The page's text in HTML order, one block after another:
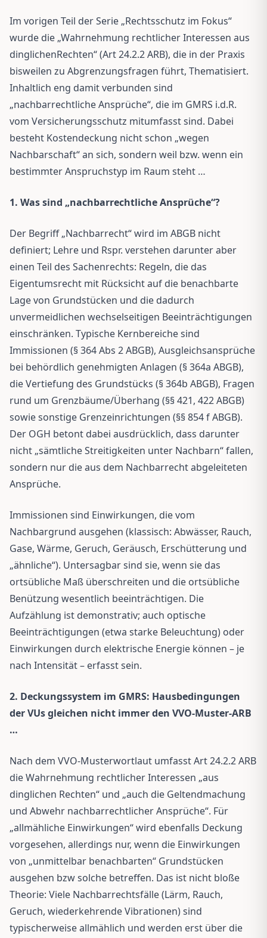
Im vorigen Teil der Serie „Rechtsschutz im Fokus“
wurde die „Wahrnehmung rechtlicher Interessen aus
dinglichenRechten“ (Art 24.2.2 ARB), die in der Praxis
bisweilen zu Abgrenzungsfragen führt, Thematisiert.
Inhaltlich eng damit verbunden sind
„nachbarrechtliche Ansprüche“, die im GMRS i.d.R.
vom Versicherungsschutz mitumfasst sind. Dabei
besteht Kostendeckung nicht schon „wegen
Nachbarschaft“ an sich, sondern weil bzw. wenn ein
bestimmter Anspruchstyp im Raum steht …
1. Was sind „nachbarrechtliche Ansprüche“?
Der Begriff „Nachbarrecht“ wird im ABGB nicht
definiert; Lehre und Rspr. verstehen darunter aber
einen Teil des Sachenrechts: Regeln, die das
Eigentumsrecht mit Rücksicht auf die benachbarte
Lage von Grundstücken und die dadurch
unvermeidlichen wechselseitigen Beeinträchtigungen
einschränken. Typische Kernbereiche sind
Immissionen (§ 364 Abs 2 ABGB), Ausgleichsansprüche
bei behördlich genehmigten Anlagen (§ 364a ABGB),
die Vertiefung des Grundstücks (§ 364b ABGB), Fragen
rund um Grenzbäume/Überhang (§§ 421, 422 ABGB)
sowie sonstige Grenzeinrichtungen (§§ 854 f ABGB).
Der OGH betont dabei ausdrücklich, dass darunter
nicht „sämtliche Streitigkeiten unter Nachbarn“ fallen,
sondern nur die aus dem Nachbarrecht abgeleiteten
Ansprüche.
Immissionen sind Einwirkungen, die vom
Nachbargrund ausgehen (klassisch: Abwässer, Rauch,
Gase, Wärme, Geruch, Geräusch, Erschütterung und
„ähnliche“). Untersagbar sind sie, wenn sie das
ortsübliche Maß überschreiten und die ortsübliche
Benützung wesentlich beeinträchtigen. Die
Aufzählung ist demonstrativ; auch optische
Beeinträchtigungen (etwa starke Beleuchtung) oder
Einwirkungen durch elektrische Energie können – je
nach Intensität – erfasst sein.
2. Deckungssystem im GMRS: Hausbedingungen
der VUs gleichen nicht immer den VVO-Muster-ARB
…
Nach dem VVO-Musterwortlaut umfasst Art 24.2.2 ARB
die Wahrnehmung rechtlicher Interessen „aus
dinglichen Rechten“ und „auch die Geltendmachung
und Abwehr nachbarrechtlicher Ansprüche“. Für
„allmähliche Einwirkungen“ wird ebenfalls Deckung
vorgesehen, allerdings nur, wenn die Einwirkungen
von „unmittelbar benachbarten“ Grundstücken
ausgehen bzw solche betreffen. Das ist nicht bloße
Theorie: Viele Nachbarrechtsfälle (Lärm, Rauch,
Geruch, wiederkehrende Vibrationen) sind
typischerweise allmählich und werden erst über die